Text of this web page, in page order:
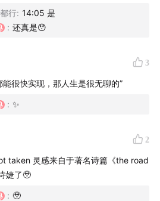
中获得对于 AI 焦虑的启发和助
历，其实还有许多未尽的部分
实验室，是由图灵奖得主、深
LeCun，一手创建的，那里曾
的创新引擎，但如何被激进的大
许多 有关当下大模型的真相与真
行: 14:05 是
: 还真是😯
3
能很快实现，那人生是很无聊的”
: ✨
2
taken 灵感来自于著名诗篇《the road
婕了🥹
: 🥹